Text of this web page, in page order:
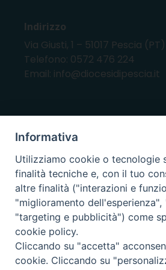
Indirizzo
Via Giusti, 1 – 51017 Pescia (PT)
Telefono: 0572 476 224
Email: info@diocesidipescia.it
ORARI E GIORNI DI APERTURA
10.00 alle 12.00
UFFICI ECONOMATO E
Mercoledì, dalle 10.00 alle 12.30
UFFICIO BENI CULTURALI
Venerdì, dalle 10.00 alle 12.30
Informativa
Utilizziamo cookie o tecnologie
finalità tecniche e, con il tuo
altre finalità ("interazioni e
"miglioramento
"targeting e pubblicità") come
cookie policy.
Cliccando su "accetta"
cookie. Cliccando su